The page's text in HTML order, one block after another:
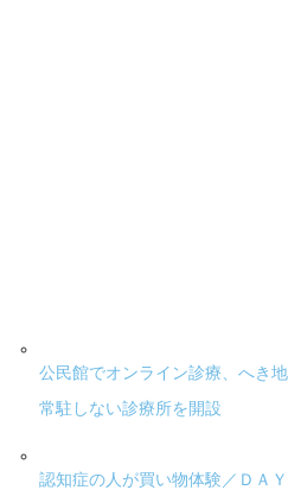
公民館でオンライン診療、へき
常駐しない診療所を開設
認知症の人が買い物体験／ＤＡ